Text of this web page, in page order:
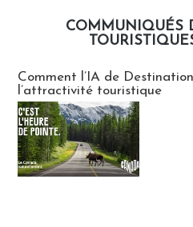
COMMUNIQUÉS
Comment l’IA de
l’attractivité touristique